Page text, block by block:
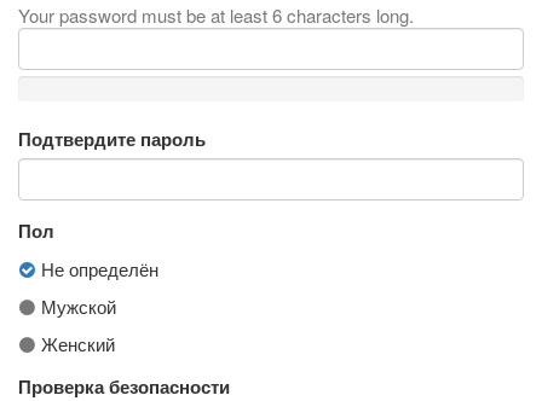
Your password must be at least 6 characters long.
Подтвердите пароль
Пол
Не определён
Мужской
Женский
Проверка безопасности